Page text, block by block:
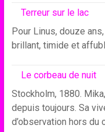
Terreur sur le lac
Pour Linus, douze
brillant, timide et
Le corbeau de nuit
Stockholm, 1880.
depuis toujours. Sa
d’observation hors du